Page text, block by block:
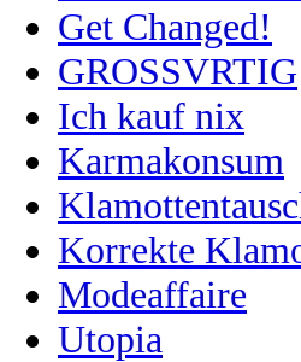
Get Changed!
GROSSVRTIG
Ich kauf nix
Karmakonsum
Korrekte
Modeaffaire
Utopia